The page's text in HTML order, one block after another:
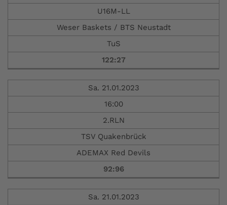
U16M-LL
Weser Baskets / BTS Neustadt
TuS
122:27
Sa. 21.01.2023
16:00
2.RLN
TSV Quakenbrück
ADEMAX Red Devils
92:96
Sa. 21.01.2023